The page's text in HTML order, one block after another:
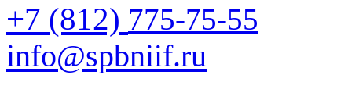
+7 (812) 775-75-55
info@spbniif.ru